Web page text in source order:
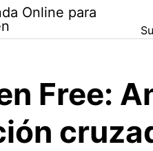
Online para
Free: